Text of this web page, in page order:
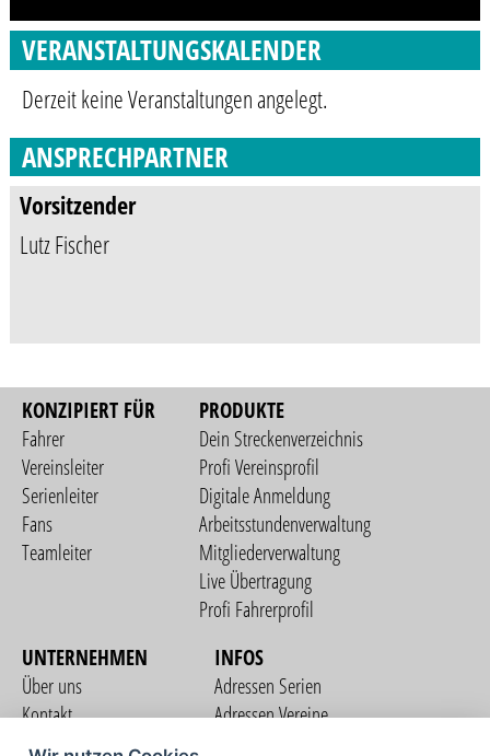
VERANSTALTUNGSKALENDER
Derzeit keine Veranstaltungen angelegt.
ANSPRECHPARTNER
Vorsitzender
Lutz Fischer
KONZIPIERT FÜR
Fahrer
Vereinsleiter
Serienleiter
Fans
Teamleiter
PRODUKTE
Dein Streckenverzeichnis
Profi Vereinsprofil
Digitale Anmeldung
Arbeitsstundenverwaltung
Mitgliederverwaltung
Live Übertragung
Profi Fahrerprofil
UNTERNEHMEN
Über uns
Kontakt
Nutzungsbedingungen
INFOS
Adressen Serien
Adressen Vereine